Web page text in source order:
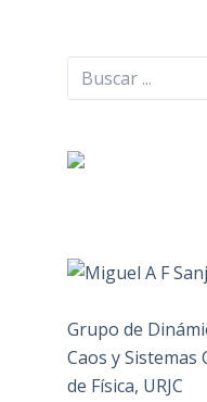
Buscar
Grupo de
Caos y
de Física, URJC